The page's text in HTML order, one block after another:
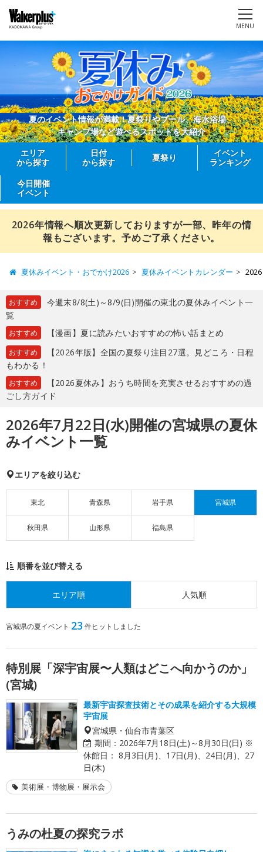
MENU
夏のイベント情報が満載！夏祭りやプール、海水浴場、
キャンプ場など遊べるスポットを大紹介
エリア
から探す
日付
から探す
夏祭り
イベント
ランキング
今日開催
イベント
2026年情報へ順次更新しておりますが一部、昨年の情
報もございます。予めご了承ください。
夏休みイベント・おでかけ2026 夏休みイベントカレンダー
おすすめ
今週末8/8(土)～8/9(日)開催の東北の夏休みイベント一
覧
おすすめ 【漫画】夏に読みたいおすすめの怖い話まとめ
おすすめ
【2026年版】全国の夏祭り注目27選。見どころ・日程
もわかる！
おすすめ
【2026夏休み】おうち時間を充実させるおすすめの過
ごし方ガイド
2026年7月22日(水)開催の宮城県の夏休
みイベント一覧
エリアを絞り込む
東北 青森県 岩手県 宮城県
秋田県 山形県 福島県
順番を並び替える
エリア順 人気順
宮城県の夏イベント 23 件ヒットしました
特別展「深宇宙展〜人類はどこへ向かうのか」
(宮城)
最新宇宙探査技術とその成果を紹介する大規模
宇宙展
宮城県・仙台市青葉区
期間： 2026年7月18日(土)～8月30日(日) ※
休館日： 8月3日(月)、17日(月)、24日(月)、27
日(木)
美術展・博物展・展示会
うみの杜夏の探究ラボ